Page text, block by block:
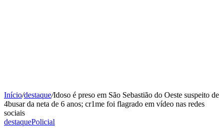
Início/destaque/Idoso é preso em São Sebastião do Oeste suspeito de
4busar da neta de 6 anos; cr1me foi flagrado em vídeo nas redes
sociais
destaquePolicial